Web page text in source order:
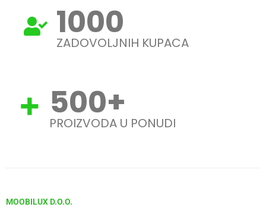
1000
ZADOVOLJNIH KUPACA
500+
PROIZVODA U PONUDI
MOOBILUX D.O.O.